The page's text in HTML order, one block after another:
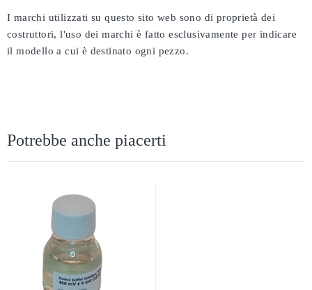
I marchi utilizzati su questo sito web sono di proprietà dei
costruttori, l'uso dei marchi è fatto esclusivamente per indicare
il modello a cui è destinato ogni pezzo.
Potrebbe anche piacerti